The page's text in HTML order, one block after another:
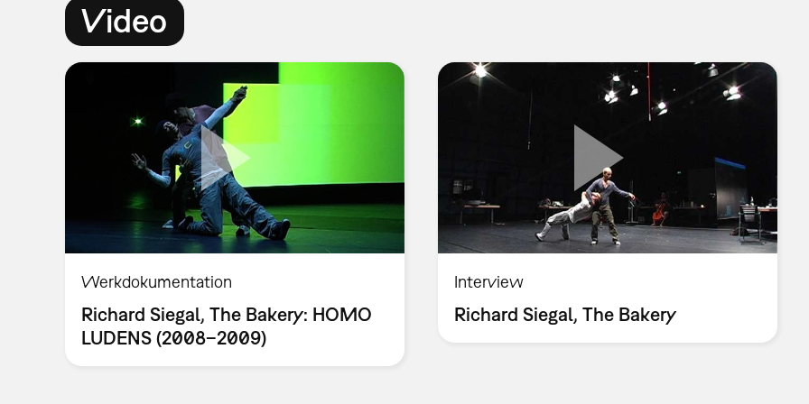
Video
Werkdokumentation
Richard Siegal, The Bakery: HOMO
LUDENS (2008–2009)
Interview
Richard Siegal, The Bakery